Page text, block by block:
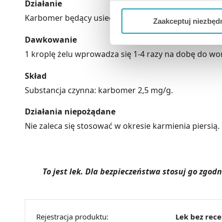
Ciebie danych, które nie są
wszystkich funkcjonalności
Zaakceptuj
Działanie
Karbomer będący usieciowanym polimerem o
Dawkowanie
1 kroplę żelu wprowadza się 1-4 razy na dobę do
Skład
Substancja czynna: karbomer 2,5 mg/g.
Działania niepożądane
Nie zaleca się stosować w okresie karmienia
To jest lek. Dla bezpieczeństwa stosuj go
Rejestracja produktu:
Lek bez